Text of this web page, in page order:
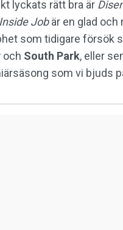
lyckats rätt bra är
Inside Jobär en glad och
som tidigare försök
och South Park, eller
som vi bjuds